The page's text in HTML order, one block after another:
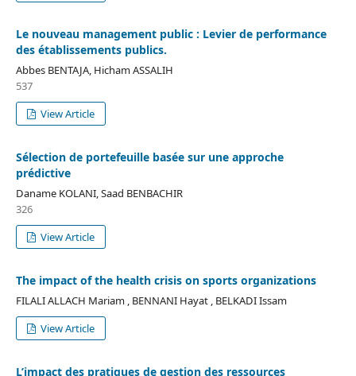
Le nouveau management public : Levier de performance
des établissements publics.
Abbes BENTAJA, Hicham ASSALIH
537
View Article
Sélection de portefeuille basée sur une approche
prédictive
Daname KOLANI, Saad BENBACHIR
326
View Article
The impact of the health crisis on sports organizations
FILALI ALLACH Mariam , BENNANI Hayat , BELKADI Issam
View Article
L’impact des pratiques de gestion des ressources